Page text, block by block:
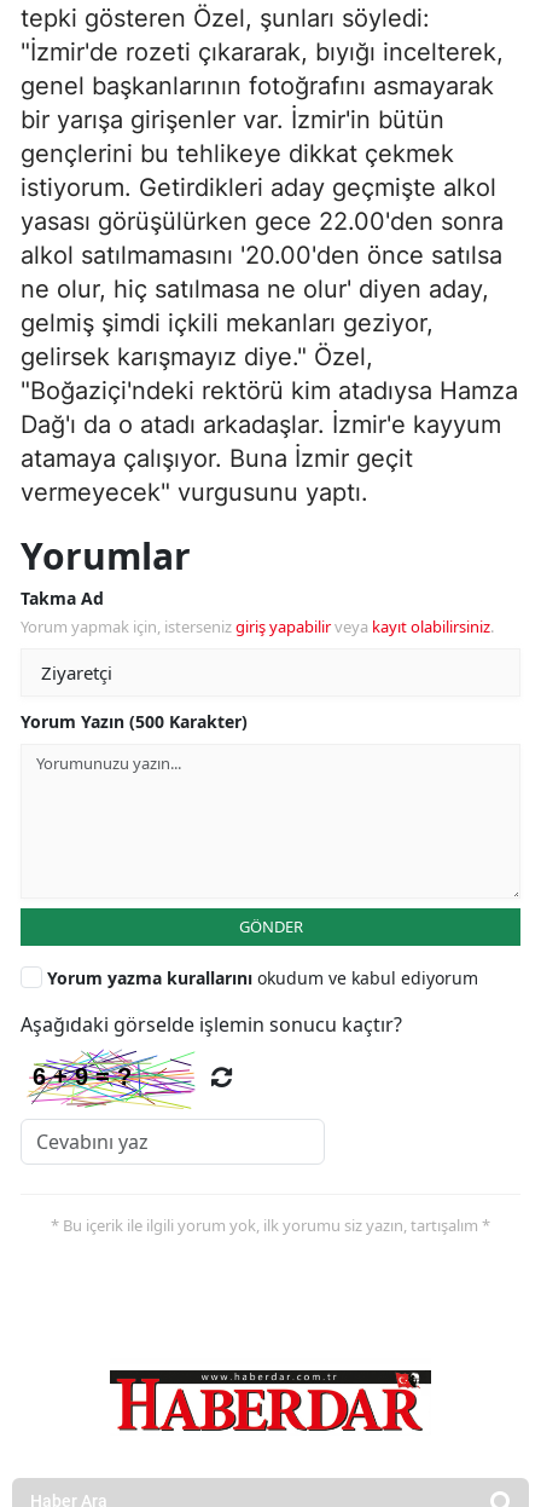
tepki gösteren Özel, şunları söyledi:
"İzmir'de rozeti çıkararak, bıyığı incelterek,
genel başkanlarının fotoğrafını asmayarak
bir yarışa girişenler var. İzmir'in bütün
gençlerini bu tehlikeye dikkat çekmek
istiyorum. Getirdikleri aday geçmişte alkol
yasası görüşülürken gece 22.00'den sonra
alkol satılmamasını '20.00'den önce satılsa
ne olur, hiç satılmasa ne olur' diyen aday,
gelmiş şimdi içkili mekanları geziyor,
gelirsek karışmayız diye." Özel,
"Boğaziçi'ndeki rektörü kim atadıysa Hamza
Dağ'ı da o atadı arkadaşlar. İzmir'e kayyum
atamaya çalışıyor. Buna İzmir geçit
vermeyecek" vurgusunu yaptı.
Yorumlar
Takma Ad
Yorum yapmak için, istersenizgiriş yapabilirveya kayıt olabilirsiniz.
Yorum Yazın (500 Karakter)
GÖNDER
Yorum yazma kurallarını okudum ve kabul ediyorum
Aşağıdaki görselde işlemin sonucu kaçtır?
* Bu içerik ile ilgili yorum yok, ilk yorumu siz yazın, tartışalım *